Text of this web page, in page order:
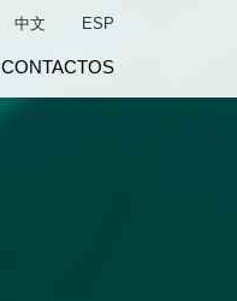
CONTACTOS
中文 ESP